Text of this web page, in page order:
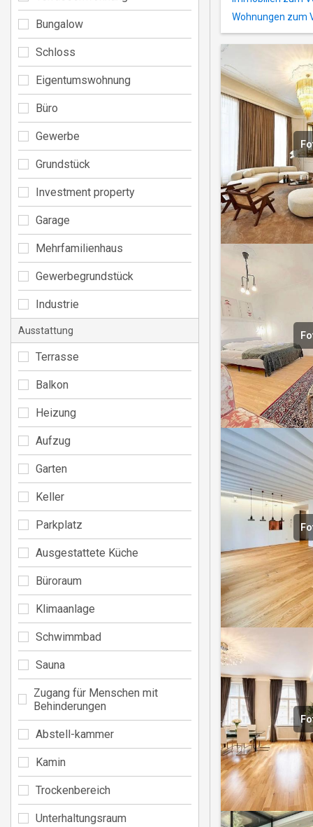
Wohnungen zum
Bungalow
Schloss
Eigentumswohnung
Büro
Gewerbe
Grundstück
Investment property
Garage
Mehrfamilienhaus
Gewerbegrundstück
Industrie
Ausstattung
Terrasse
Balkon
Heizung
Aufzug
Garten
Keller
Parkplatz
Ausgestattete Küche
Büroraum
Klimaanlage
Schwimmbad
Sauna
Zugang für Menschen mit
Behinderungen
Abstell-kammer
Kamin
Trockenbereich
Unterhaltungsraum